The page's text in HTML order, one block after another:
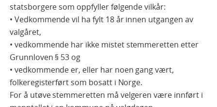
statsborgere som oppfyller følgende vilkår:
• Vedkommende vil ha fylt 18 år innen utgangen av
valgåret,
• vedkommende har ikke mistet stemmeretten etter
Grunnloven § 53 og
• vedkommende er, eller har noen gang vært,
folkeregisterført som bosatt i Norge.
For å utøve stemmeretten må velgeren være innført i